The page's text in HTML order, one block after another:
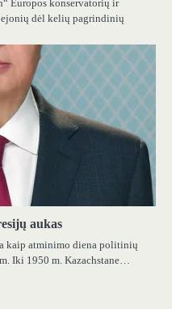
Europos konservatorių ir
dėl kelių pagrindinių
aukas
kaip atminimo diena politinių
Iki 1950 m. Kazachstane…